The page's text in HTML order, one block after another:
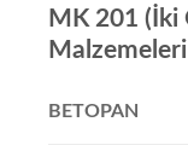
MK 201 (İki
Malzemeleri
BETOPAN